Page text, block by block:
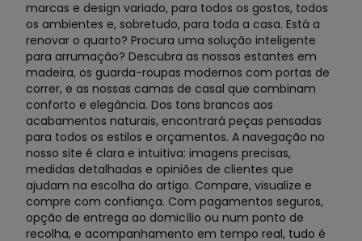
marcas e design variado, para todos os gostos, todos
os ambientes e, sobretudo, para toda a casa. Está a
renovar o quarto? Procura uma solução inteligente
para arrumação? Descubra as nossas estantes em
madeira, os guarda-roupas modernos com portas de
correr, e as nossas camas de casal que combinam
conforto e elegância. Dos tons brancos aos
acabamentos naturais, encontrará peças pensadas
para todos os estilos e orçamentos. A navegação no
nosso site é clara e intuitiva: imagens precisas,
medidas detalhadas e opiniões de clientes que
ajudam na escolha do artigo. Compare, visualize e
compre com confiança. Com pagamentos seguros,
opção de entrega ao domicílio ou num ponto de
recolha, e acompanhamento em tempo real, tudo é